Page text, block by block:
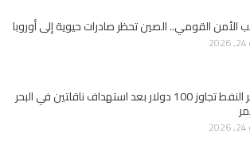
الأمن القومي.. الصين تحظر صادرات حيوية إلى أوروبا
سعر النفط تجاوز 100 دولار بعد استهداف ناقلتين في البحر